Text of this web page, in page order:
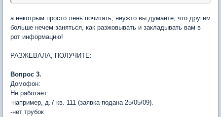
а некотрым просто лень почитать, неужто вы думаете, что другим
больше нечем заняться, как разжовывать и закладывать вам в
рот информацию!
РАЗЖЕВАЛА, ПОЛУЧИТЕ:
Вопрос 3.
Домофон:
Не работает:
-например, д.7 кв. 111 (заявка подана 25/05/09).
-нет трубок